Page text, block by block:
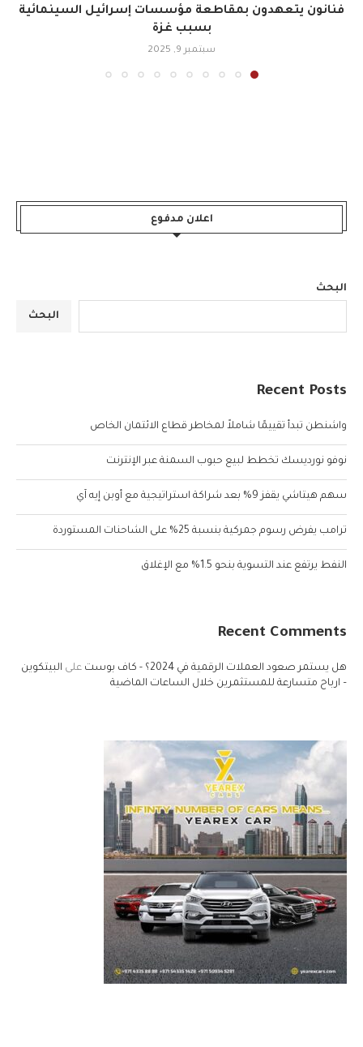
فنانون يتعهدون بمقاطعة مؤسسات إسرائيل السينمائية
بسبب غزة
سبتمبر 9, 2025
اعلان مدفوع
البحث
البحث
Recent Posts
واشنطن تبدأ تقييمًا شاملاً لمخاطر قطاع الائتمان الخاص
نوفو نورديسك تخطط لبيع حبوب السمنة عبر الإنترنت
سهم هيتاشي يقفز 9% بعد شراكة استراتيجية مع أوبن إيه آي
ترامب يفرض رسوم جمركية بنسبة 25% على الشاحنات المستوردة
النفط يرتفع عند التسوية بنحو 1.5% مع الإغلاق
Recent Comments
هل يستمر صعود العملات الرقمية في 2024؟ - كاف بوست على البيتكوين
– ارباح متسارعة للمستثمرين خلال الساعات الماضية